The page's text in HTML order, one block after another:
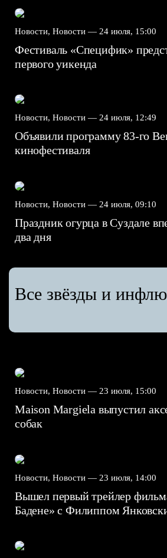
Новости, Новости — 24 июля, 15:00
Фестиваль «Специфик»
первого уикенда
Новости, Новости — 24 июля, 12:49
Объявили программу 83-го
кинофестиваля
Новости, Новости — 24 июля, 09:10
Праздник огурца в Суздале
два дня
Все звёзды и
Новости, Новости — 23 июля, 15:00
Maison Margiela выпустил
собак
Новости, Новости — 23 июля, 14:00
Вышел первый трейлер
Бадене» с Филиппом